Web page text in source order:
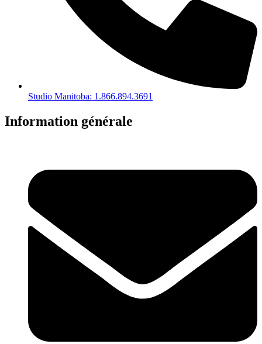
Studio Manitoba: 1.866.894.3691
Information générale